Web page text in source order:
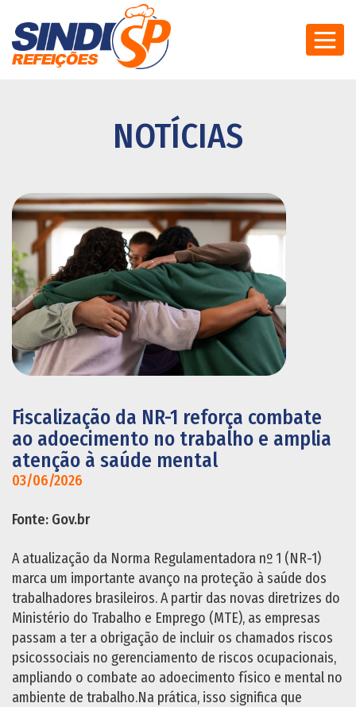
NOTÍCIAS
Fiscalização da NR-1 reforça combate
ao adoecimento no trabalho e amplia
atenção à saúde mental
03/06/2026
Fonte: Gov.br
A atualização da Norma Regulamentadora nº 1 (NR-1)
marca um importante avanço na proteção à saúde dos
trabalhadores brasileiros. A partir das novas diretrizes do
Ministério do Trabalho e Emprego (MTE), as empresas
passam a ter a obrigação de incluir os chamados riscos
psicossociais no gerenciamento de riscos ocupacionais,
ampliando o combate ao adoecimento físico e mental no
ambiente de trabalho.Na prática, isso significa que